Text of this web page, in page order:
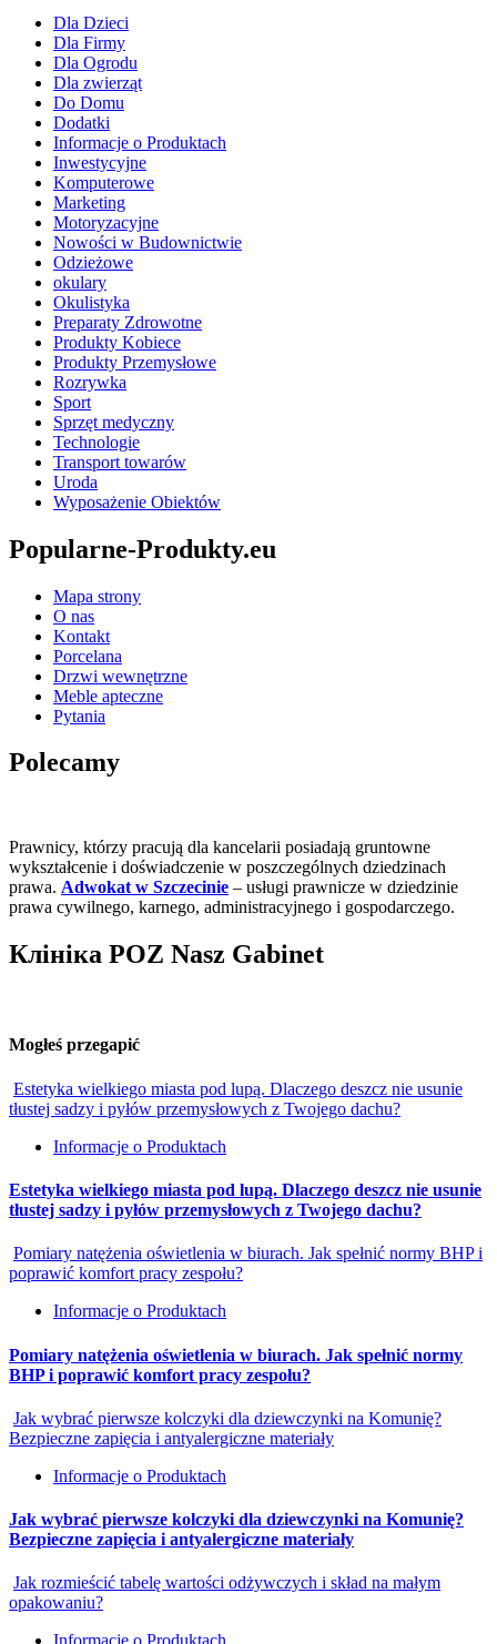
Dla Dzieci
Dla Firmy
Dla Ogrodu
Dla zwierząt
Do Domu
Dodatki
Informacje o Produktach
Inwestycyjne
Komputerowe
Marketing
Motoryzacyjne
Nowości w Budownictwie
Odzieżowe
okulary
Okulistyka
Preparaty Zdrowotne
Produkty Kobiece
Produkty Przemysłowe
Rozrywka
Sport
Sprzęt medyczny
Technologie
Transport towarów
Uroda
Wyposażenie Obiektów
Popularne-Produkty.eu
Mapa strony
O nas
Kontakt
Porcelana
Drzwi wewnętrzne
Meble apteczne
Pytania
Polecamy
Prawnicy, którzy pracują dla kancelarii posiadają gruntowne
wykształcenie i doświadczenie w poszczególnych dziedzinach
prawa. Adwokat w Szczecinie – usługi prawnicze w dziedzinie
prawa cywilnego, karnego, administracyjnego i gospodarczego.
Клініка POZ Nasz Gabinet
Mogłeś przegapić
Estetyka wielkiego miasta pod lupą. Dlaczego deszcz nie usunie
tłustej sadzy i pyłów przemysłowych z Twojego dachu?
Informacje o Produktach
Estetyka wielkiego miasta pod lupą. Dlaczego deszcz nie usunie
tłustej sadzy i pyłów przemysłowych z Twojego dachu?
Pomiary natężenia oświetlenia w biurach. Jak spełnić normy BHP i
poprawić komfort pracy zespołu?
Informacje o Produktach
Pomiary natężenia oświetlenia w biurach. Jak spełnić normy
BHP i poprawić komfort pracy zespołu?
Jak wybrać pierwsze kolczyki dla dziewczynki na Komunię?
Bezpieczne zapięcia i antyalergiczne materiały
Informacje o Produktach
Jak wybrać pierwsze kolczyki dla dziewczynki na Komunię?
Bezpieczne zapięcia i antyalergiczne materiały
Jak rozmieścić tabelę wartości odżywczych i skład na małym
opakowaniu?